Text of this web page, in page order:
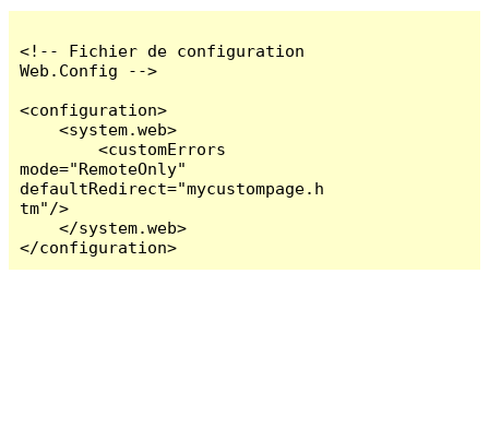
<!-- Fichier de configuration
Web.Config -->
<configuration>
    <system.web>
        <customErrors
mode="RemoteOnly"
defaultRedirect="mycustompage.h
tm"/>
    </system.web>
</configuration>